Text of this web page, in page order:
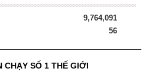
9,764,091
56
CHẠY SỐ 1 THẾ GIỚI